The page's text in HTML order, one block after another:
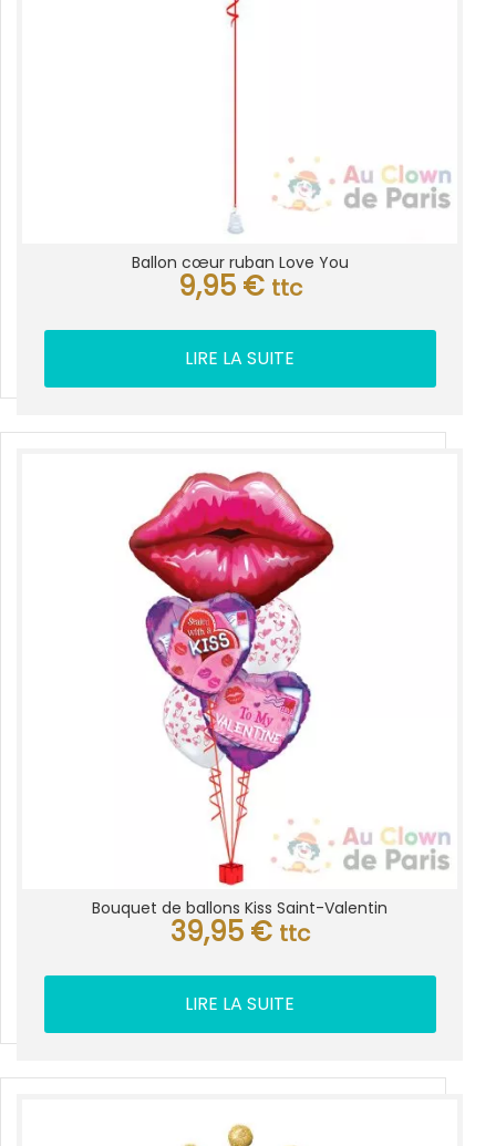
Ballon cœur ruban Love You
9,95 € ttc
LIRE LA SUITE
Bouquet de ballons Kiss Saint-Valentin
39,95 € ttc
LIRE LA SUITE